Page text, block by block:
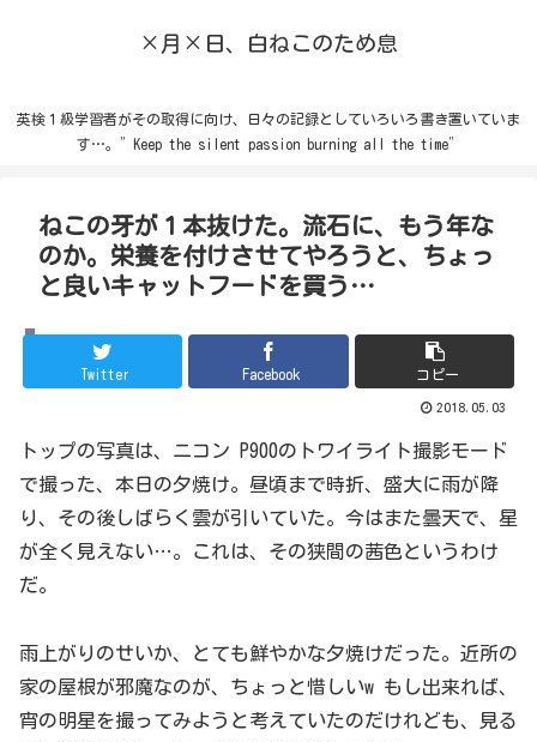
×月×日、白ねこのため息
英検１級学習者がその取得に向け、日々の記録としていろいろ書き置いていま
す…。”Keep the silent passion burning all the time”
ねこの牙が１本抜けた。流石に、もう年な
のか。栄養を付けさせてやろうと、ちょっ
と良いキャットフードを買う…
Twitter Facebook コピー
2018.05.03
トップの写真は、ニコン P900のトワイライト撮影モード
で撮った、本日の夕焼け。昼頃まで時折、盛大に雨が降
り、その後しばらく雲が引いていた。今はまた曇天で、星
が全く見えない…。これは、その狭間の茜色というわけ
だ。
雨上がりのせいか、とても鮮やかな夕焼けだった。近所の
家の屋根が邪魔なのが、ちょっと惜しいw もし出来れば、
宵の明星を撮ってみようと考えていたのだけれども、見る